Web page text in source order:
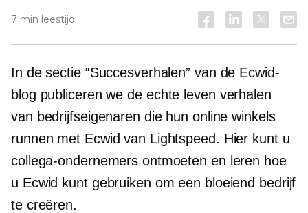
7 min leestijd
In de sectie “Succesverhalen” van de Ecwid-
blog publiceren we de echte leven verhalen
van bedrijfseigenaren die hun online winkels
runnen met Ecwid van Lightspeed. Hier kunt u
collega-ondernemers ontmoeten en leren hoe
u Ecwid kunt gebruiken om een ​​bloeiend bedrijf
te creëren.